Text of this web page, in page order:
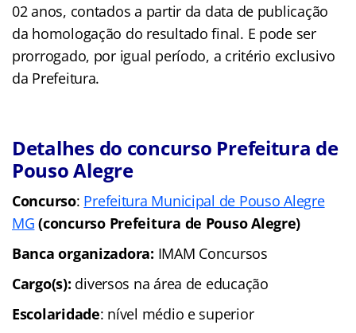
02 anos, contados a partir da data de publicação
da homologação do resultado final. E pode ser
prorrogado, por igual período, a critério exclusivo
da Prefeitura.
Detalhes do concurso Prefeitura de
Pouso Alegre
Concurso: Prefeitura Municipal de Pouso Alegre
MG (concurso Prefeitura de Pouso Alegre)
Banca organizadora: IMAM Concursos
Cargo(s): diversos na área de educação
Escolaridade: nível médio e superior